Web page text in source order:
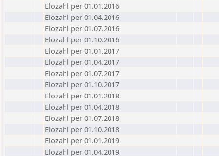
Elozahl per 01.01.2016
Elozahl per 01.04.2016
Elozahl per 01.07.2016
Elozahl per 01.10.2016
Elozahl per 01.01.2017
Elozahl per 01.04.2017
Elozahl per 01.07.2017
Elozahl per 01.10.2017
Elozahl per 01.01.2018
Elozahl per 01.04.2018
Elozahl per 01.07.2018
Elozahl per 01.10.2018
Elozahl per 01.01.2019
Elozahl per 01.04.2019